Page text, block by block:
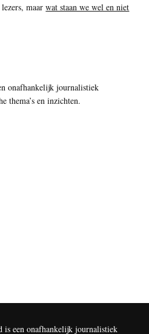
maarwat staan we wel en niet
onafhankelijk journalistiek
thema’s en inzichten.
is een onafhankelijk journalistiek